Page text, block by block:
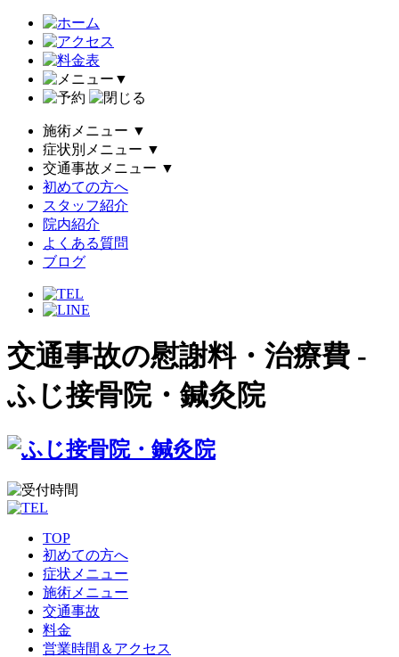
▼
施術メニュー ▼
症状別メニュー ▼
交通事故メニュー ▼
初めての方へ
スタッフ紹介
院内紹介
よくある質問
ブログ
交通事故の慰謝料・治療費 -
ふじ接骨院・鍼灸院
TOP
初めての方へ
症状メニュー
施術メニュー
交通事故
料金
営業時間＆アクセス